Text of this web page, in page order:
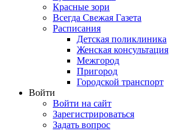
Красные зори
Всегда Свежая Газета
Расписания
Детская поликлиника
Женская консультация
Межгород
Пригород
Городской транспорт
Войти
Войти на сайт
Зарегистрироваться
Задать вопрос